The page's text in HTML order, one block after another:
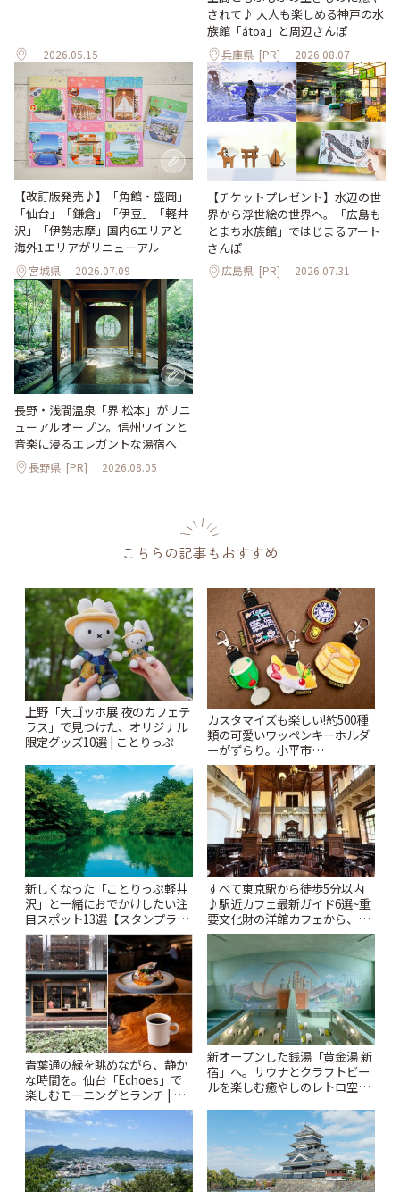
2026.05.15
されて♪ 大人も楽しめる神戸の水
族館「átoa」と周辺さんぽ
兵庫県 [PR] 2026.08.07
【改訂版発売♪】「角館・盛岡」
「仙台」「鎌倉」「伊豆」「軽井
沢」「伊勢志摩」国内6エリアと
海外1エリアがリニューアル
宮城県 2026.07.09
【チケットプレゼント】水辺の世
界から浮世絵の世界へ。「広島も
とまち水族館」ではじまるアート
さんぽ
広島県 [PR] 2026.07.31
長野・浅間温泉「界 松本」がリニ
ューアルオープン。信州ワインと
音楽に浸るエレガントな湯宿へ
長野県 [PR] 2026.08.05
こちらの記事もおすすめ
上野「大ゴッホ展 夜のカフェテ
ラス」で見つけた、オリジナル
限定グッズ10選 | ことりっぷ
カスタマイズも楽しい!約500種
類の可愛いワッペンキーホルダ
ーがずらり。小平市
「Kimamaya T&K」 | ことりっ
ぷ
新しくなった「ことりっぷ軽井
沢」と一緒におでかけしたい注
目スポット13選【スタンプラリ
ー開催中】 | ことりっぷ
すべて東京駅から徒歩5分以内
♪駅近カフェ最新ガイド6選~重
要文化財の洋館カフェから、改
札すぐのレトロ喫茶まで~ | こと
青葉通の緑を眺めながら、静か
な時間を。仙台「Echoes」で
楽しむモーニングとランチ | こ
とりっぷ
新オープンした銭湯「黄金湯 新
宿」へ。サウナとクラフトビー
ルを楽しむ癒やしのレトロ空間